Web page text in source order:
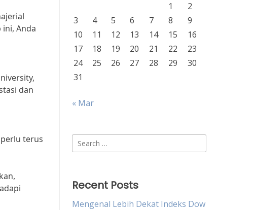
Anda
dan
terus
1
2
3
4 5 6 7 8
9
10
11 12 13 14 15
16
17
18 19 20 21 22
23
24
25 26 27 28 29
30
31
« Mar
Search
for:
Recent Posts
Mengenal Lebih Dekat Indeks Dow